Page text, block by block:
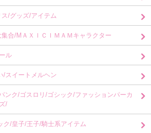
/グッズ/アイテム
合/MＡＸＩＣＩＭＡＭキャラクター
ル
/スイートメルヘン
ンク/ゴスロリ/ゴシック/ファッションパーカ
/
ク/皇子/王子/騎士系アイテム